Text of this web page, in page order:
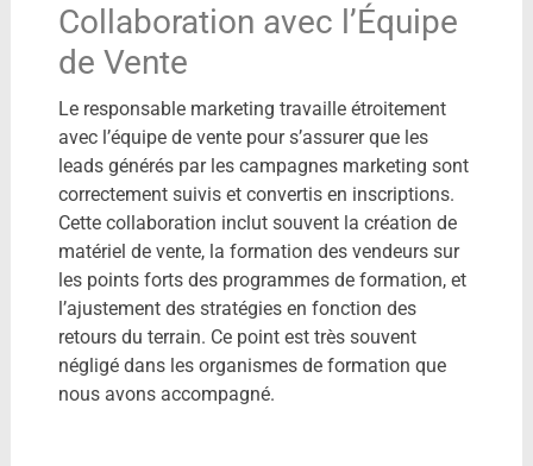
Collaboration avec l’Équipe
de Vente
Le responsable marketing travaille étroitement
avec l’équipe de vente pour s’assurer que les
leads générés par les campagnes marketing sont
correctement suivis et convertis en inscriptions.
Cette collaboration inclut souvent la création de
matériel de vente, la formation des vendeurs sur
les points forts des programmes de formation, et
l’ajustement des stratégies en fonction des
retours du terrain. Ce point est très souvent
négligé dans les organismes de formation que
nous avons accompagné.